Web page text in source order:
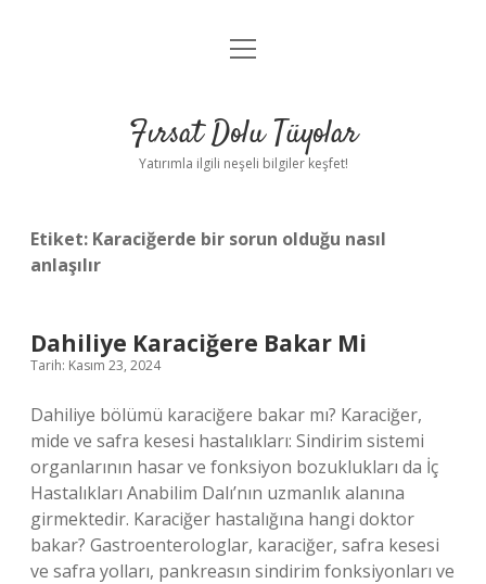
Gizlilik Politikası
Yasal Uyarı
menüyü
Fırsat Dolu Tüyolar
Yatırımla ilgili neşeli bilgiler keşfet!
Etiket: Karaciğerde bir sorun olduğu nasıl
anlaşılır
Dahiliye Karaciğere Bakar Mi
Tarih: Kasım 23, 2024
Dahiliye bölümü karaciğere bakar mı? Karaciğer,
mide ve safra kesesi hastalıkları: Sindirim sistemi
organlarının hasar ve fonksiyon bozuklukları da İç
Hastalıkları Anabilim Dalı’nın uzmanlık alanına
girmektedir. Karaciğer hastalığına hangi doktor
bakar? Gastroenterologlar, karaciğer, safra kesesi
ve safra yolları, pankreasın sindirim fonksiyonları ve